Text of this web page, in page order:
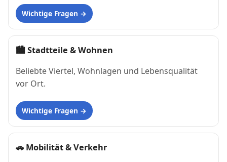
Wichtige Fragen
🏙Stadtteile & Wohnen
Beliebte Viertel, Wohnlagen und Lebensqualität
vor Ort.
Wichtige Fragen
🚗 Mobilität & Verkehr